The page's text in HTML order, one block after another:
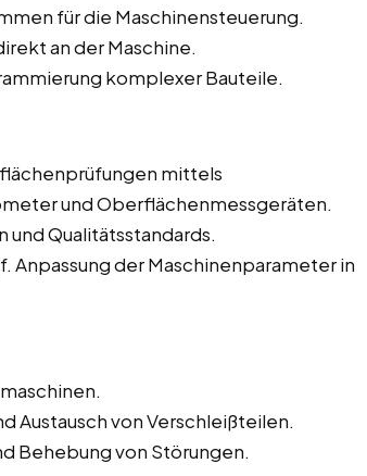
für die Maschinensteuerung.
an der Maschine.
komplexer Bauteile.
mittels
und Oberflächenmessgeräten.
und Qualitätsstandards.
der Maschinenparameter in
Austausch von Verschleißteilen.
Behebung von Störungen.